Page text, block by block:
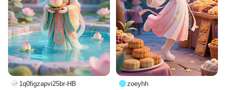
1q0figzapvi25br-HB zoeyhh